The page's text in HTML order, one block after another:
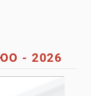
- 2026